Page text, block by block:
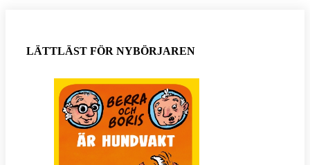
LÄTTLÄST FÖR NYBÖRJAREN